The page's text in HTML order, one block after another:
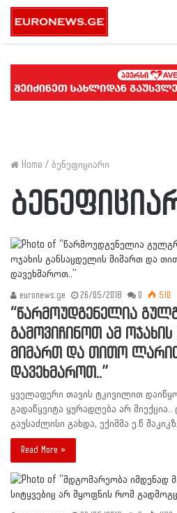
Home / ბენეფიციარი
euronews.ge 26/05/2018 0 510
“წარმოუდგენელია
გამოვიჩინოთ ამ
მიმართ და თითო
დავეხმაროთ..”
ყველაფერი თავის ტკივილით
გადაწყვიტა ყურადღება არ
გაუსაძლისი გახდა, ექიმმა ე.წ
Read More »